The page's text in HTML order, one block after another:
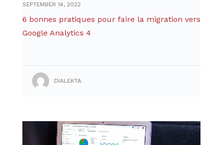
SEPTEMBER 14, 2022
6 bonnes pratiques pour faire la migration vers
Google Analytics 4
DIALEKTA